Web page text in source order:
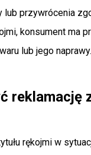
przywrócenia
konsument
lub jego naprawy.
reklamację
rękojmi w